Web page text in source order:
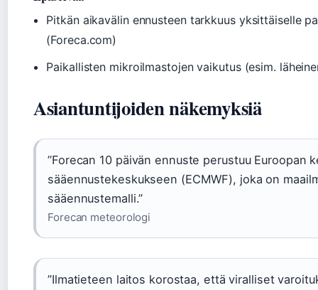
Pitkän aikavälin ennusteen tarkkuus yksittäiselle
(Foreca.com)
Paikallisten mikroilmastojen vaikutus (esim.
Asiantuntijoiden näkemyksiä
”Forecan 10 päivän ennuste perustuu Euroopan
sääennustekeskukseen (ECMWF), joka on
sääennustemalli.”
Forecan meteorologi
”Ilmatieteen laitos korostaa, että viralliset